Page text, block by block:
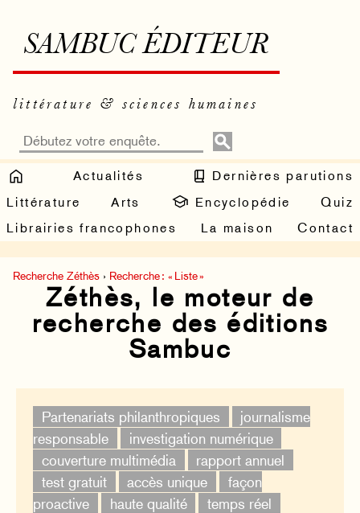
SAMBUC ÉDITEUR
littérature & sciences humaines
Actualités
Dernières parutions
Littérature
Arts Encyclopédie
Quiz
Librairies francophones
La maison Contact
Recherche Zéthès › Recherche : « Liste »
Zéthès, le moteur de
recherche des éditions
Sambuc
Partenariats philanthropiques
journalisme
responsable
investigation numérique
couverture multimédia
rapport annuel
test gratuit
accès unique
façon
proactive
haute qualité
temps réel